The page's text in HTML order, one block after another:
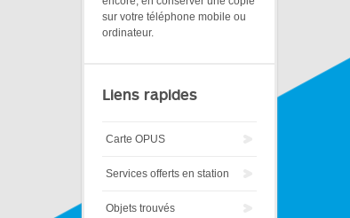
sur votre téléphone mobile ou
ordinateur.
Liens rapides
Carte OPUS
Services offerts en station
Objets trouvés